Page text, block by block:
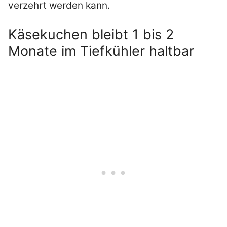
verzehrt werden kann.
Käsekuchen bleibt 1 bis 2
Monate im Tiefkühler haltbar